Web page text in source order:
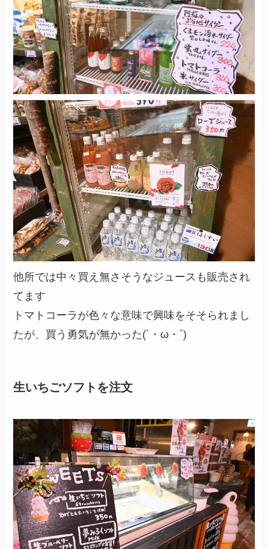
他所では中々買え無さそうなジュースも販売され
てます
トマトコーラが色々な意味で興味をそそられまし
たが、買う勇気が無かった(´・ω・`)
生いちごソフトを注文